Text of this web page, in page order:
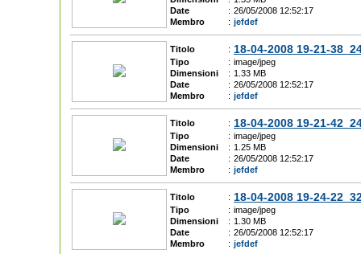
Date
: 26/05/2008 12:52:17
Membro
: jefdef
Titolo : 18-04-2008 19-21-
Tipo : image/jpeg
Dimensioni
: 1.33 MB
Date
: 26/05/2008 12:52:17
Membro
: jefdef
Titolo : 18-04-2008 19-21-
Tipo : image/jpeg
Dimensioni
: 1.25 MB
Date
: 26/05/2008 12:52:17
Membro
: jefdef
Titolo : 18-04-2008 19-24-
Tipo : image/jpeg
Dimensioni
: 1.30 MB
Date
: 26/05/2008 12:52:17
Membro
: jefdef